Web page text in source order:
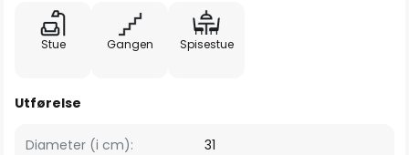
Stue Gangen Spisestue
Utførelse
Diameter (i cm): 31